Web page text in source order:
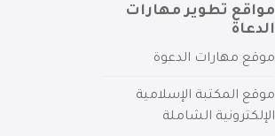
مواقع تطوير مهارات
الدعاة
موقع مهارات الدعوة
موقع المكتبة الإسلامية
الإلكترونية الشاملة